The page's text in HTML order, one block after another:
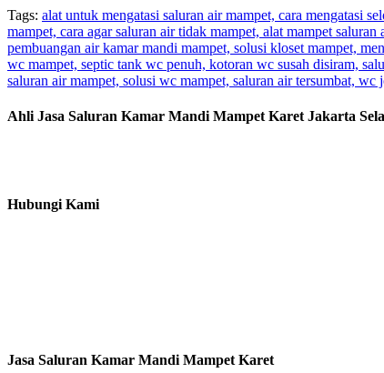
Tags: alat untuk mengatasi saluran air mampet, cara mengatasi
mampet, cara agar saluran air tidak mampet, alat mampet
pembuangan air kamar mandi mampet, solusi kloset mampet,
wc mampet, septic tank wc penuh, kotoran wc susah disiram,
saluran air mampet, solusi wc mampet, saluran air tersumbat,
Ahli Jasa Saluran Kamar Mandi Mampet Karet Jakarta
Hubungi Kami
Jasa Saluran Kamar Mandi Mampet Karet